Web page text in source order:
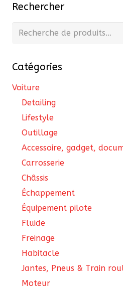
Rechercher
Recherche
Catégories
Voiture
Detailing
Lifestyle
Outillage
Accessoire, gadget,
Carrosserie
Châssis
Échappement
Équipement pilote
Fluide
Freinage
Habitacle
Jantes, Pneus & Train
Moteur